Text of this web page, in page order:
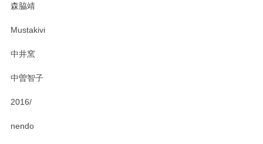
森脇靖
Mustakivi
中井窯
中曽智子
2016/
nendo